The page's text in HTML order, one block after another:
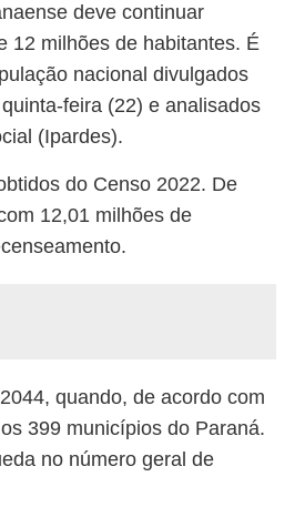
deve continuar
12 milhões de habitantes. É
nacional divulgados
feira (22) e analisados
(Ipardes).
do Censo 2022. De
12,01 milhões de
quando, de acordo com
399 municípios do Paraná.
no número geral de